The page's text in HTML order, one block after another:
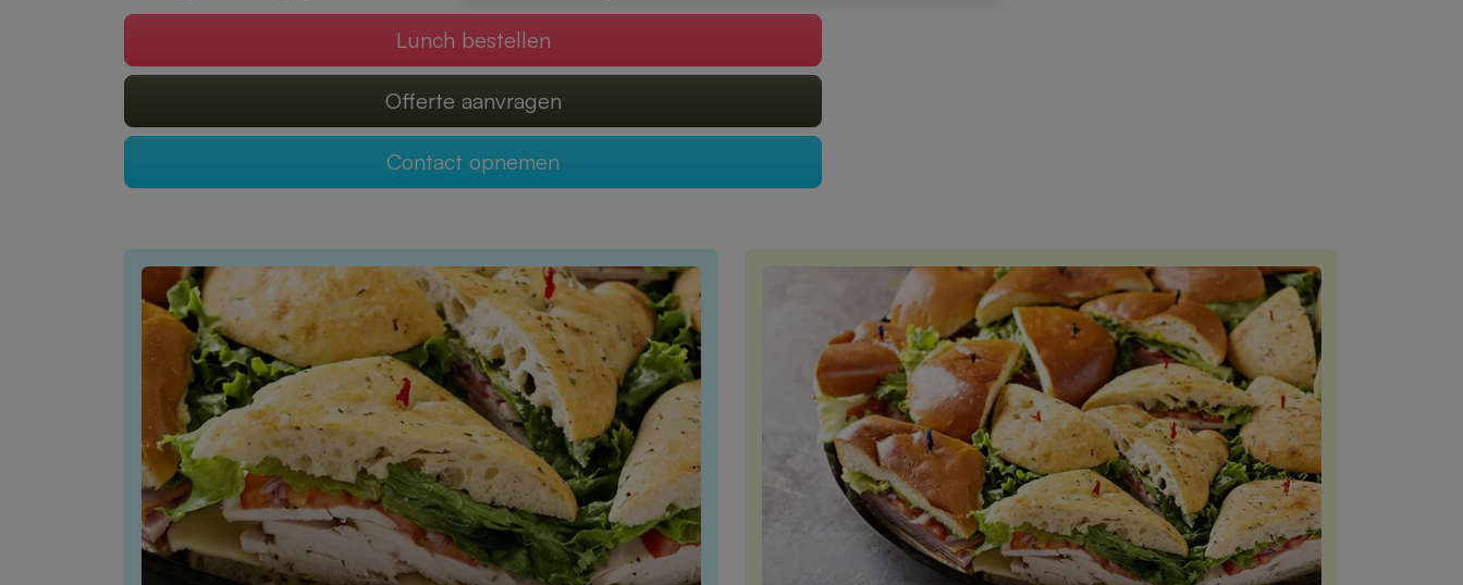
Lunch bestellen
Offerte aanvragen
Contact opnemen